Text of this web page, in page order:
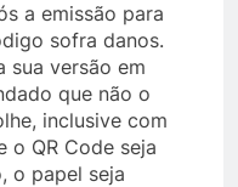
a emissão para
sofra danos.
sua versão em
que não o
inclusive com
o QR Code seja
o papel seja